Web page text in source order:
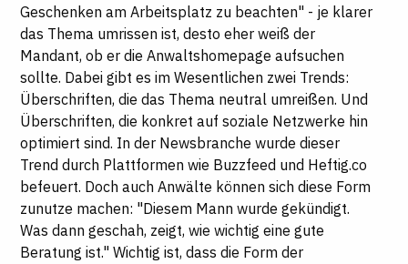
Geschenken am Arbeitsplatz zu beachten" - je klarer
das Thema umrissen ist, desto eher weiß der
Mandant, ob er die Anwaltshomepage aufsuchen
sollte. Dabei gibt es im Wesentlichen zwei Trends:
Überschriften, die das Thema neutral umreißen. Und
Überschriften, die konkret auf soziale Netzwerke hin
optimiert sind. In der Newsbranche wurde dieser
Trend durch Plattformen wie Buzzfeed und Heftig.co
befeuert. Doch auch Anwälte können sich diese Form
zunutze machen: "Diesem Mann wurde gekündigt.
Was dann geschah, zeigt, wie wichtig eine gute
Beratung ist." Wichtig ist, dass die Form der